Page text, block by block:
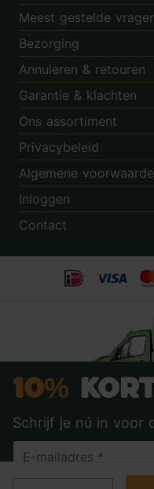
Meest gestelde
Bezorging
Annuleren & retouren
Garantie & klachten
Ons assortiment
Privacybeleid
Algemene
Inloggen
Contact
Beoordeling:
© 2014 -
10%
Schrijf je nú in voor